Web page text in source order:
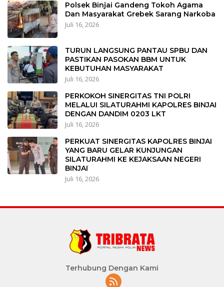
Polsek Binjai Gandeng Tokoh Agama
Dan Masyarakat Grebek Sarang Narkoba
Juli 16, 2026
TURUN LANGSUNG PANTAU SPBU DAN
PASTIKAN PASOKAN BBM UNTUK
KEBUTUHAN MASYARAKAT
Juli 16, 2026
PERKOKOH SINERGITAS TNI POLRI
MELALUI SILATURAHMI KAPOLRES BINJAI
DENGAN DANDIM 0203 LKT
Juli 16, 2026
PERKUAT SINERGITAS KAPOLRES BINJAI
YANG BARU GELAR KUNJUNGAN
SILATURAHMI KE KEJAKSAAN NEGERI
BINJAI
Juli 16, 2026
Terhubung Dengan Kami